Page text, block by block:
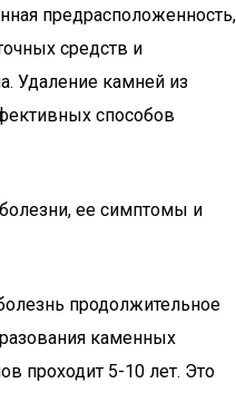
предрасположенность,
средств и
Удаление камней из
способов
ее симптомы и
продолжительное
каменных
проходит 5-10 лет. Это